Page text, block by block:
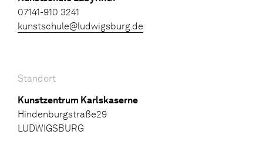
07141-910 3241
kunstschule@ludwigsburg.de
Standort
Kunstzentrum Karlskaserne
Hindenburgstraße29
LUDWIGSBURG